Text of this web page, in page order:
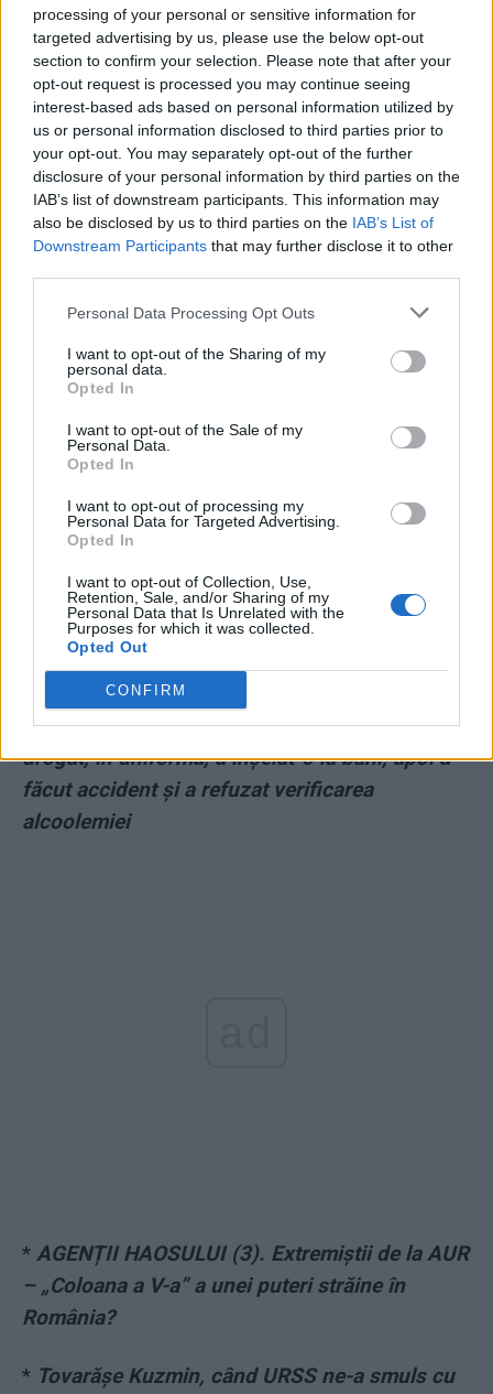
processing of your personal or sensitive information for
targeted advertising by us, please use the below opt-out
section to confirm your selection. Please note that after your
opt-out request is processed you may continue seeing
interest-based ads based on personal information utilized by
us or personal information disclosed to third parties prior to
your opt-out. You may separately opt-out of the further
disclosure of your personal information by third parties on the
IAB’s list of downstream participants. This information may
also be disclosed by us to third parties on the IAB’s List of
Downstream Participants that may further disclose it to other
Personal Data Processing Opt Outs
I want to opt-out of the Sharing of my
personal data.
Opted In
I want to opt-out of the Sale of my
Personal Data.
Opted In
I want to opt-out of processing my
Personal Data for Targeted Advertising.
Opted In
I want to opt-out of Collection, Use,
Retention, Sale, and/or Sharing of my
Personal Data that Is Unrelated with the
Purposes for which it was collected.
Opted Out
CONFIRM
*Teza de doctorat a premierului Nicolae Ciucă
e plagiată grosolan! Ca să nu fie prins,
generalul „doctor” a furat textele din surse
Experții PSD la treabă: România va aduce
noile antivirale împotriva Covid la primăvară,
pandemie!
„Am avut neșansa să mă nasc în țara în care
un organ îți omoară puiul și, ca să verifice dacă
l-a omorât, îl împunge cu piciorul”. Tristețea
nepoatei de ostaș austriac din Primul Război
Mondial și a fiicei de fotbalist din echipa
națională
*Hal de polițist: s-a dus la o prostituată,
drogat, în uniformă, a înșelat-o la bani, apoi a
făcut accident și a refuzat verificarea
alcoolemiei
* AGENȚII HAOSULUI (3). Extremiștii de la AUR
– „Coloana a V-a” a unei puteri străine în
România?
* Tovarășe Kuzmin, când URSS ne-a smuls cu